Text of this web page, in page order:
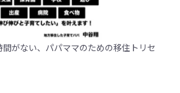
がない、パパママのための移住トリセ